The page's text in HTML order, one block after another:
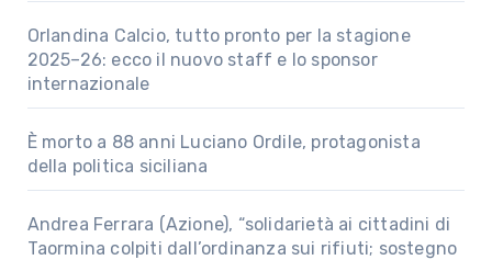
Orlandina Calcio, tutto pronto per la stagione
2025–26: ecco il nuovo staff e lo sponsor
internazionale
È morto a 88 anni Luciano Ordile, protagonista
della politica siciliana
Andrea Ferrara (Azione), “solidarietà ai cittadini di
Taormina colpiti dall’ordinanza sui rifiuti; sostegno